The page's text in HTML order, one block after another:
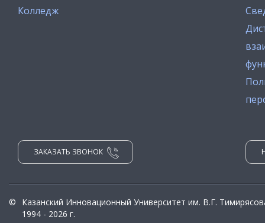
Колледж
ЗАКАЗАТЬ ЗВОНОК
©
Казанский Инновационный Университет им. В.Г.
1994 - 2026 г.